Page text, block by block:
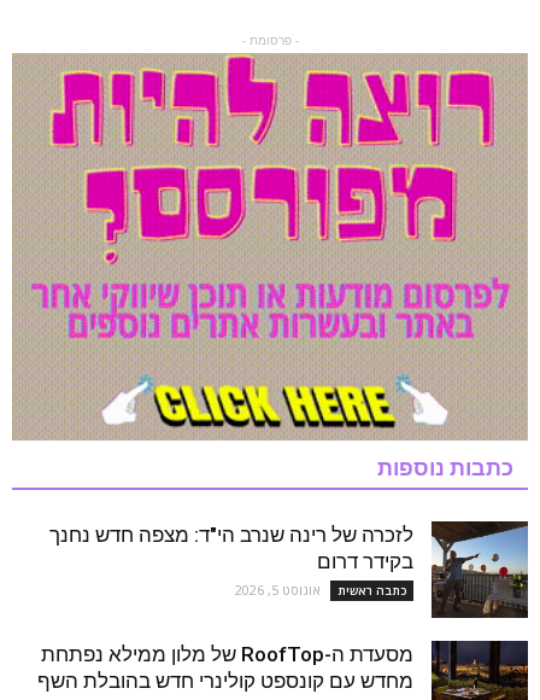
- פרסומת -
כתבות נוספות
לזכרה של רינה שנרב הי"ד: מצפה חדש נחנך
בקידר דרום
כתבה ראשית אוגוסט 5, 2026
מסעדת ה-RoofTop של מלון ממילא נפתחת
מחדש עם קונספט קולינרי חדש בהובלת השף